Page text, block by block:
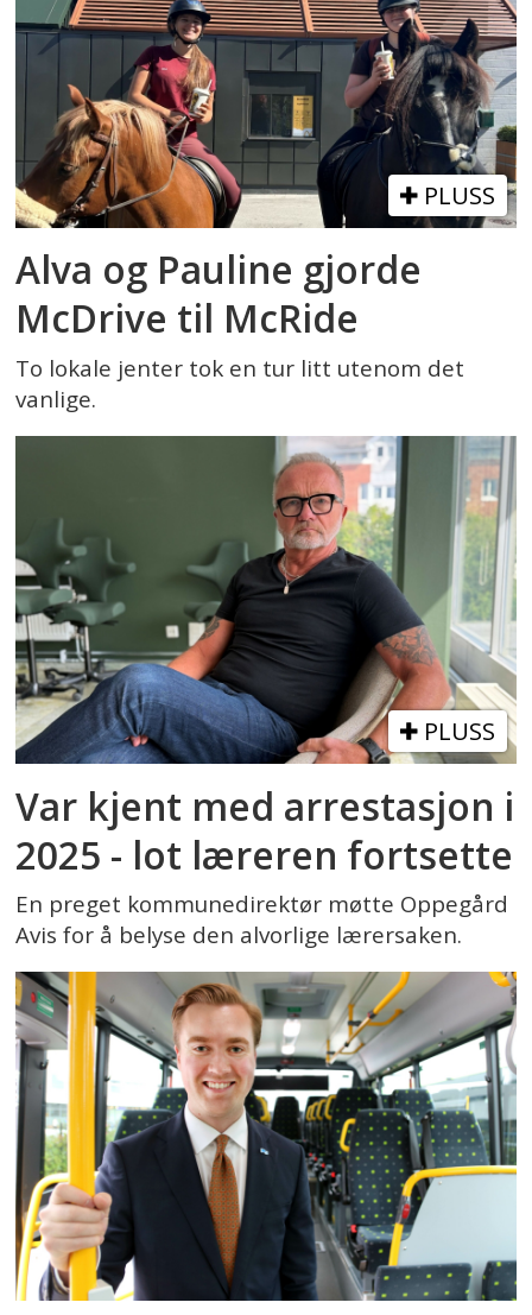
PLUSS
Alva og Pauline gjorde
McDrive til McRide
To lokale jenter tok en tur litt utenom det
vanlige.
PLUSS
Var kjent med arrestasjon i
2025 - lot læreren fortsette
En preget kommunedirektør møtte Oppegård
Avis for å belyse den alvorlige lærersaken.